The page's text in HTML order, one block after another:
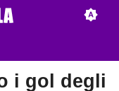
i gol degli